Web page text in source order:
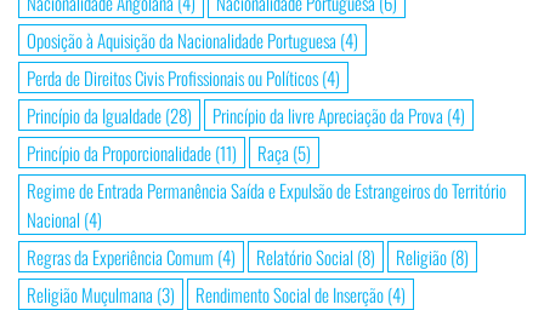
Oposição à Aquisição da Nacionalidade Portuguesa (4)
Perda de Direitos Civis Profissionais ou Políticos(4)
Princípio da Igualdade(28) Princípio da livre Apreciação da Prova (4)
Princípio da Proporcionalidade(11) Raça (5)
Regime de Entrada Permanência Saída e Expulsão de Estrangeiros do Território
Nacional (4)
Regras da Experiência Comum (4) Relatório Social (8) Religião(8)
Religião Muçulmana (3) Rendimento Social de Inserção(4)